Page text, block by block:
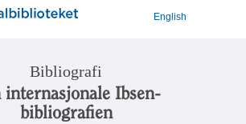
English
Bibliografi
internasjonale Ibsen-
bibliografien